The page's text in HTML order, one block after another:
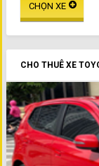
CHO THUÊ XE